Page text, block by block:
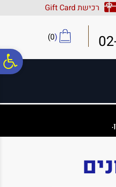
נגישות
אתר
רכישת Gift Card
(
0
)